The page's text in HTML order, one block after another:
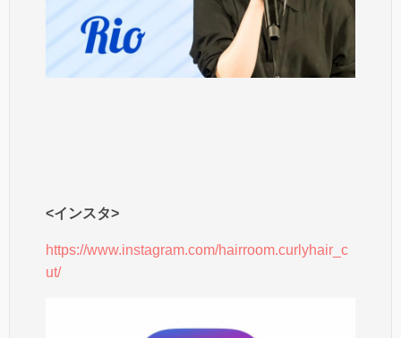
<インスタ>
https://www.instagram.com/hairroom.curlyhair_c
ut/